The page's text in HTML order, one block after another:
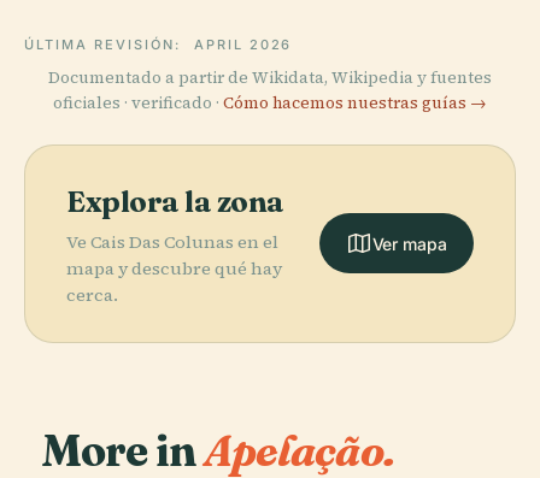
ÚLTIMA REVISIÓN: APRIL 2026
Documentado a partir de Wikidata, Wikipedia y fuentes
oficiales · verificado · Cómo hacemos nuestras guías →
Explora la zona
Ve Cais Das Colunas en el
mapa y descubre qué hay
cerca.
Ver mapa
More inApelação.